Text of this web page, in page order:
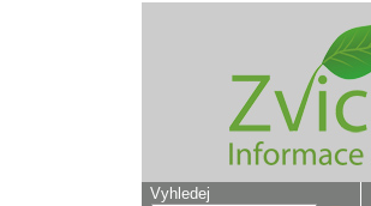
Vyhledej